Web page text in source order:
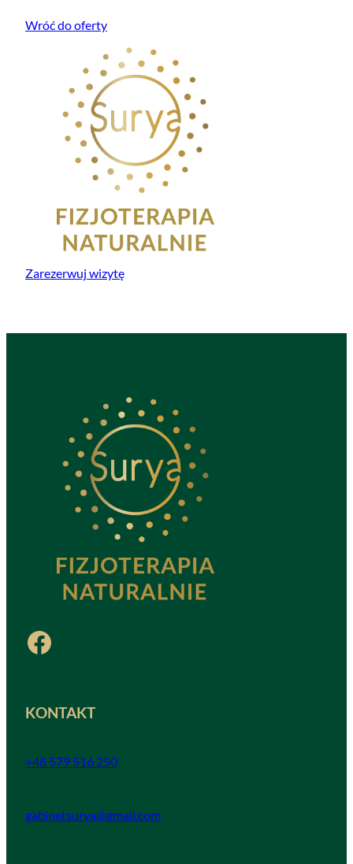
Wróć do oferty
Zarezerwuj wizytę
Facebook
KONTAKT
+48 579 516 250
gabinetsurya@gmail.com